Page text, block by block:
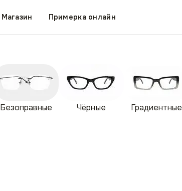
Магазин Примерка онлайн
Безоправные Чёрные Градиентные